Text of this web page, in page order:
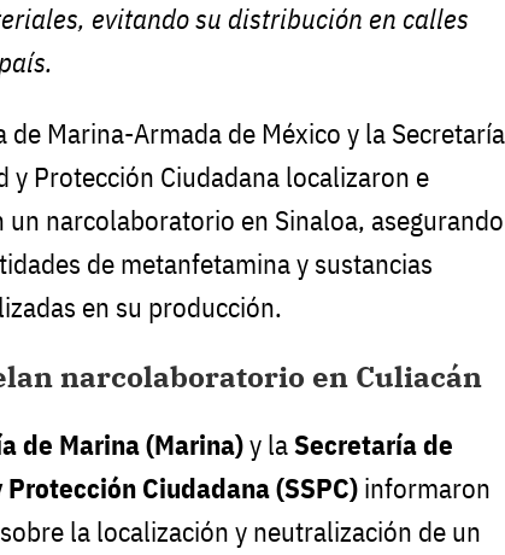
evitando su distribución en calles
de Marina-Armada de México y la Secretaría
y Protección Ciudadana localizaron e
narcolaboratorio en Sinaloa, asegurando
de metanfetamina y sustancias
en su producción.
narcolaboratorio en Culiacán
de Marina (Marina)y laSecretaría de
Ciudadana (SSPC) informaron
la localización y neutralización de un